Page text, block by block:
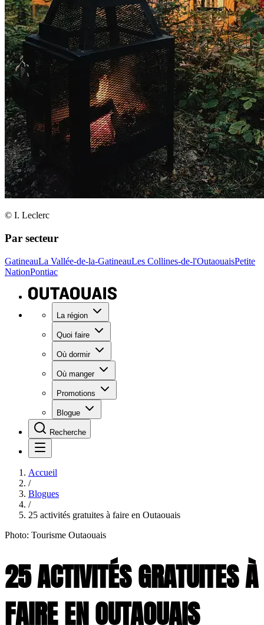
© I. Leclerc
Par secteur
GatineauLa Vallée-de-la-GatineauLes Collines-de-l'OutaouaisPetite
NationPontiac
La région
Quoi faire
Où dormir
Où manger
Promotions
Blogue
Recherche
Accueil
/
Blogues
/
25 activités gratuites à faire en Outaouais
Photo: Tourisme Outaouais
25 ACTIVITÉS GRATUITES À
FAIRE EN OUTAOUAIS